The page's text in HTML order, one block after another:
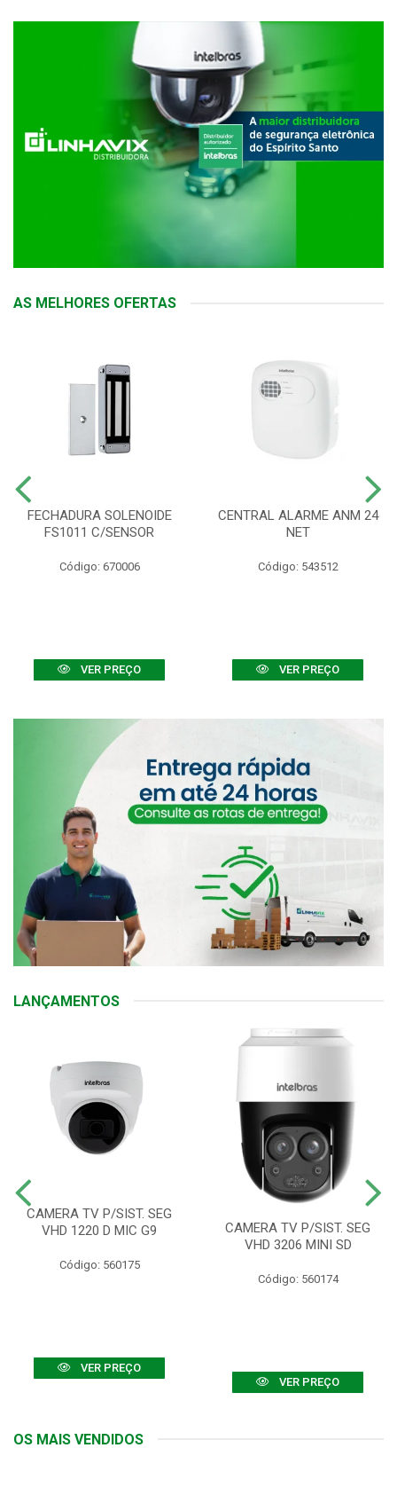
AS MELHORES OFERTAS
FECHADURA SOLENOIDE
FS1011 C/SENSOR
Código: 670006
VER PREÇO
CENTRAL ALARME ANM 24
NET
Código: 543512
VER PREÇO
LANÇAMENTOS
CAMERA TV P/SIST. SEG
VHD 1220 D MIC G9
Código: 560175
VER PREÇO
CAMERA TV P/SIST. SEG
VHD 3206 MINI SD
Código: 560174
VER PREÇO
OS MAIS VENDIDOS